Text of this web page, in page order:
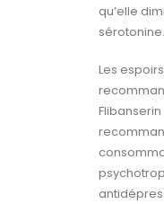
qu’elle
sérotonine.
Les